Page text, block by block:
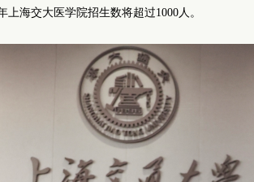
上海交大医学院招生数将超过1000人。